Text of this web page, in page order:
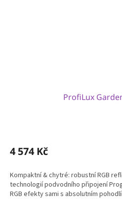
ProfiLux
4 574 Kč
Kompaktní & chytré: robustní RGB
technologií podvodního připojení
RGB efekty sami s absolutním